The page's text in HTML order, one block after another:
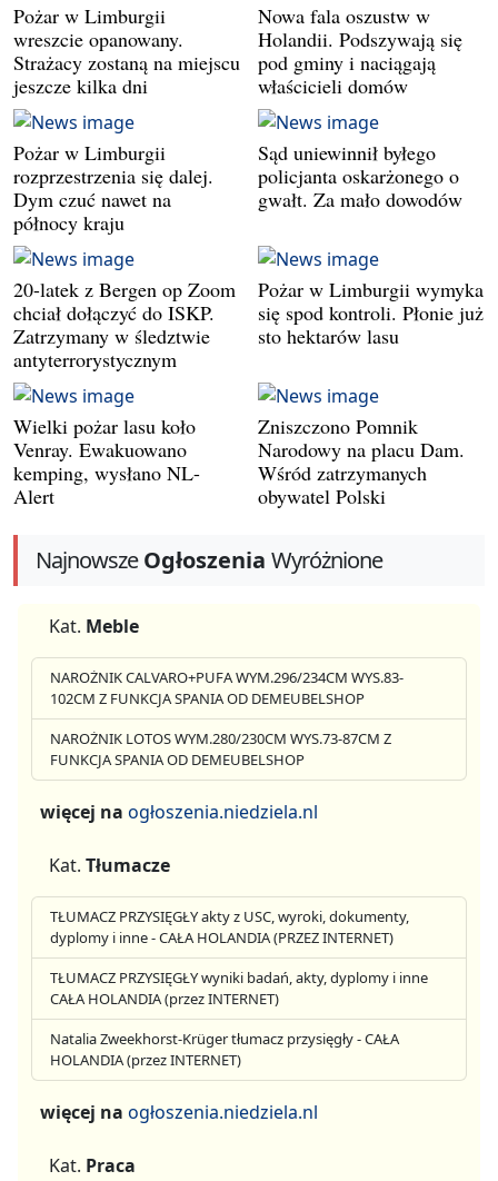
Pożar w Limburgii
wreszcie opanowany.
Strażacy zostaną na miejscu
jeszcze kilka dni
Nowa fala oszustw w
Holandii. Podszywają się
pod gminy i naciągają
właścicieli domów
Pożar w Limburgii
rozprzestrzenia się dalej.
Dym czuć nawet na
północy kraju
Sąd uniewinnił byłego
policjanta oskarżonego o
gwałt. Za mało dowodów
20-latek z Bergen op Zoom
chciał dołączyć do ISKP.
Zatrzymany w śledztwie
antyterrorystycznym
Pożar w Limburgii wymyka
się spod kontroli. Płonie już
sto hektarów lasu
Wielki pożar lasu koło
Venray. Ewakuowano
kemping, wysłano NL-
Alert
Zniszczono Pomnik
Narodowy na placu Dam.
Wśród zatrzymanych
obywatel Polski
NajnowszeOgłoszenia Wyróżnione
Kat. Meble
NAROŻNIK CALVARO+PUFA WYM.296/234CM WYS.83-
102CM Z FUNKCJA SPANIA OD DEMEUBELSHOP
NAROŻNIK LOTOS WYM.280/230CM WYS.73-87CM Z
FUNKCJA SPANIA OD DEMEUBELSHOP
więcej na ogłoszenia.niedziela.nl
Kat. Tłumacze
TŁUMACZ PRZYSIĘGŁY akty z USC, wyroki, dokumenty,
dyplomy i inne - CAŁA HOLANDIA (PRZEZ INTERNET)
TŁUMACZ PRZYSIĘGŁY wyniki badań, akty, dyplomy i inne
CAŁA HOLANDIA (przez INTERNET)
Natalia Zweekhorst-Krüger tłumacz przysięgły - CAŁA
HOLANDIA (przez INTERNET)
więcej na ogłoszenia.niedziela.nl
Kat. Praca